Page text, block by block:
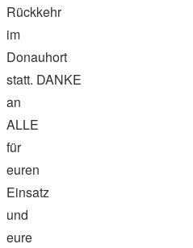
Rückkehr
im
Donauhort
statt. DANKE
an
ALLE
für
euren
Einsatz
und
eure